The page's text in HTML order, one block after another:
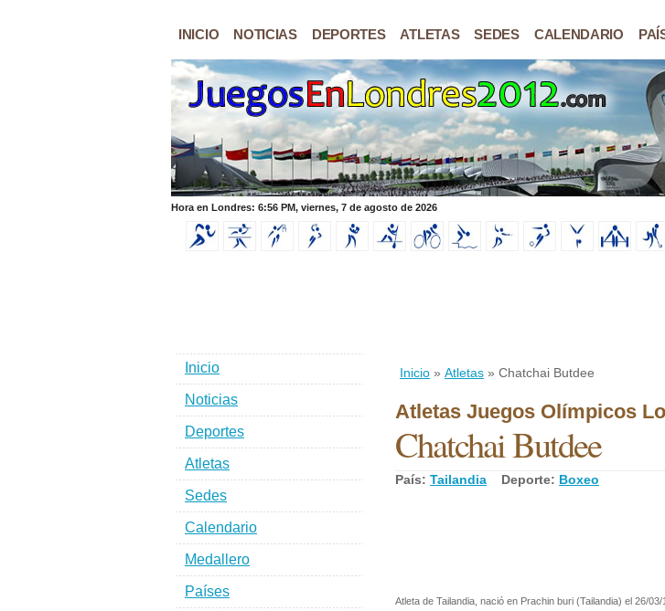
INICIO NOTICIAS DEPORTES ATLETAS SEDES CALENDARIO
Hora en Londres: 6:56 PM, viernes, 7 de agosto de 2026
Inicio » Atletas » Chatchai Butdee
Atletas Juegos Olímpicos
Chatchai Butdee
País: Tailandia Deporte: Boxeo
Atleta de Tailandia, nació en Prachin buri (Tailandia) el 26/
Inicio
Noticias
Deportes
Atletas
Sedes
Calendario
Medallero
Países